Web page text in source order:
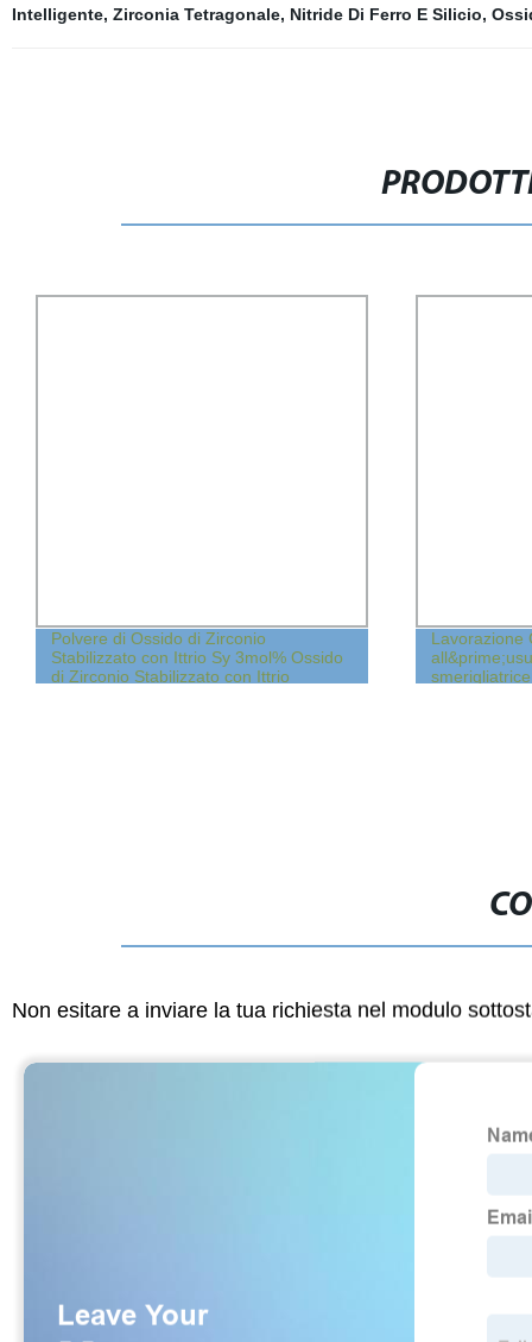
Intelligente, Zirconia Tetragonale, Nitride Di Ferro E Silicio,
Polvere di Ossido di Zirconio
Stabilizzato con Ittrio Sy 3mol% Ossido
di Zirconio Stabilizzato con Ittrio
Lavorazione
Non esitare a inviare la tua richiesta nel modulo